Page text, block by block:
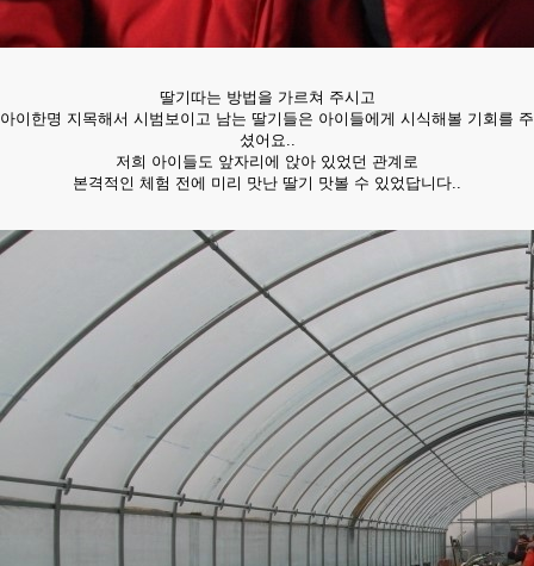
딸기따는 방법을 가르쳐 주시고
아이한명 지목해서 시범보이고 남는 딸기들은 아이들에게 시식해볼 기회를 주
셨어요..
저희 아이들도 앞자리에 앉아 있었던 관계로
본격적인 체험 전에 미리 맛난 딸기 맛볼 수 있었답니다..​